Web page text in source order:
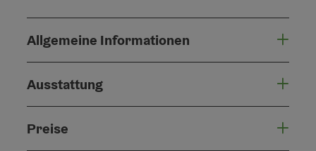
Allgemeine Informationen
Ausstattung
Preise